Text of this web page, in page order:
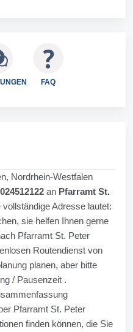
FAQ
Nordrhein-Westfalen
024512122 an Pfarramt St.
vollständige Adresse lautet:
sie helfen Ihnen gerne
Pfarramt St. Peter
Routendienst von
planen, aber bitte
/ Pausenzeit .
Pfarramt St. Peter
finden können, die Sie